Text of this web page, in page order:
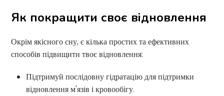
Як покращити своє відновлення
Окрім якісного сну, є кілька простих та ефективних
способів підвищити твоє відновлення:
Підтримуй послідовну гідратацію для підтримки
відновлення м'язів і кровообігу.